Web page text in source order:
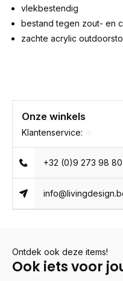
vlekbestendig
bestand tegen zout- en
zachte acrylic
Onze winkels
Klantenservice:
+32 (0)9 273 98 80
Ontdek ook deze items!
Ook iets voor